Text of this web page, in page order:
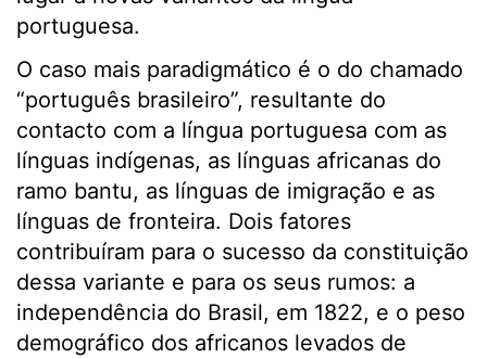
portuguesa.
O caso mais paradigmático é o do chamado
“português brasileiro”, resultante do
contacto com a língua portuguesa com as
línguas indígenas, as línguas africanas do
ramo bantu, as línguas de imigração e as
línguas de fronteira. Dois fatores
contribuíram para o sucesso da constituição
dessa variante e para os seus rumos: a
independência do Brasil, em 1822, e o peso
demográfico dos africanos levados de